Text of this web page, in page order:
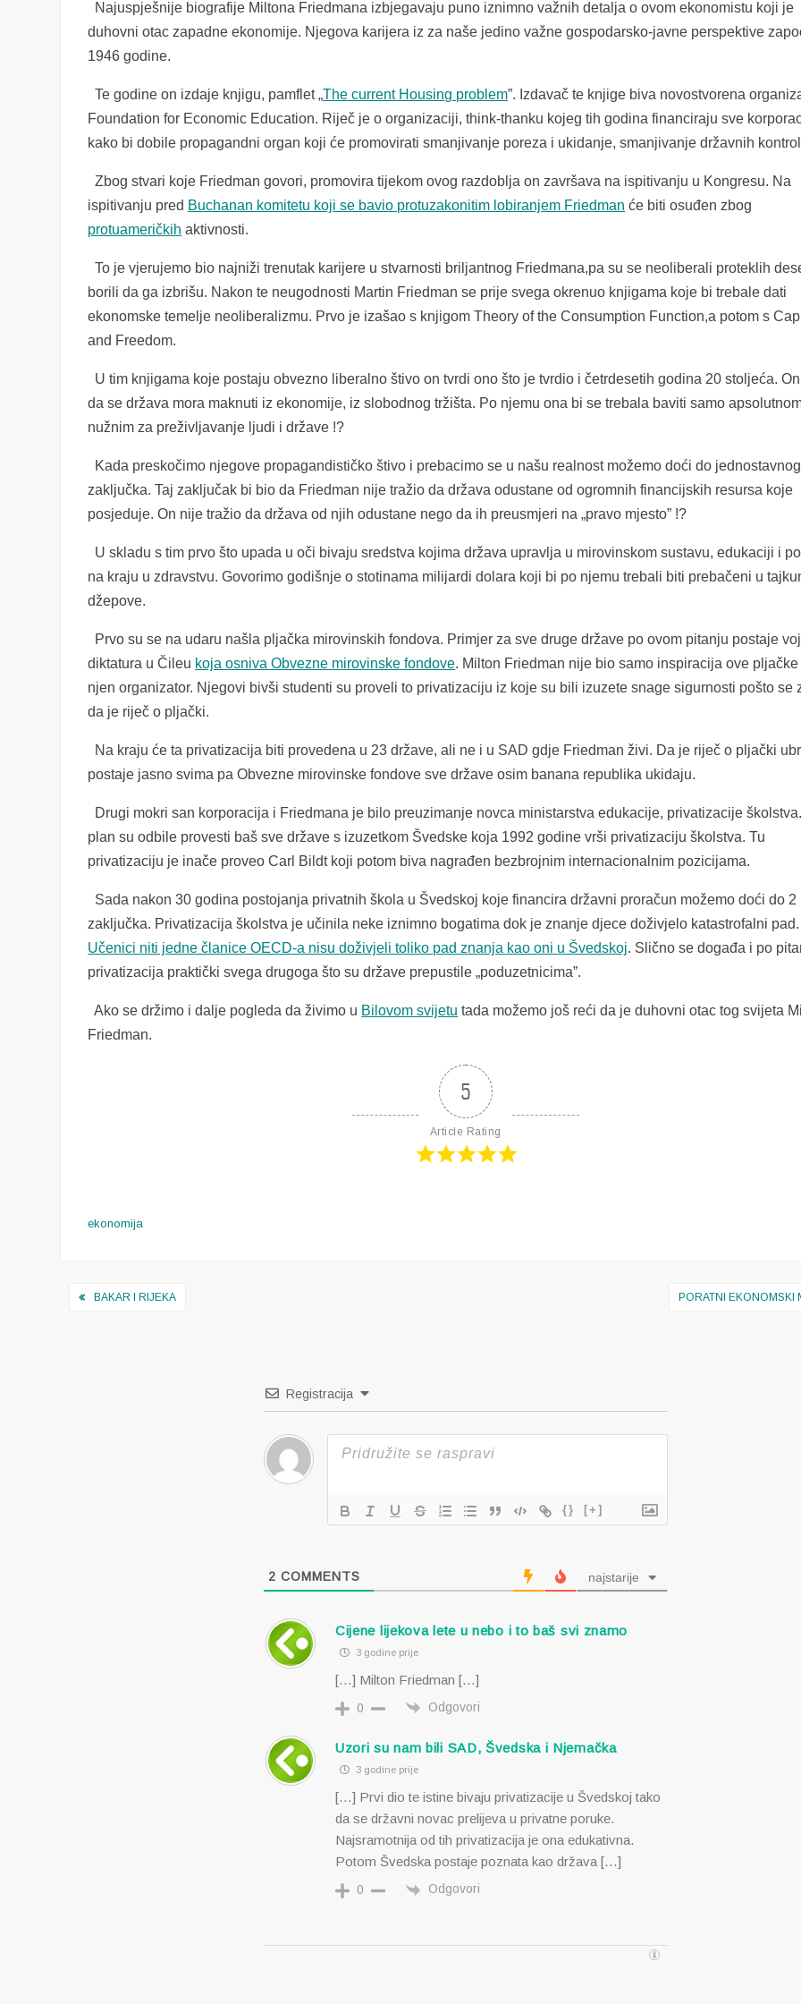
Najuspješnije biografije Miltona Friedmana izbjegavaju puno iznimno važnih detalja o ovom ekonomistu koji je
duhovni otac zapadne ekonomije. Njegova karijera iz za naše jedino važne gospodarsko-javne perspektive
1946 godine.
Te godine on izdaje knjigu, pamflet „The current Housing problem”. Izdavač te knjige biva novostvorena
Foundation for Economic Education. Riječ je o organizaciji, think-thanku kojeg tih godina financiraju sve
kako bi dobile propagandni organ koji će promovirati smanjivanje poreza i ukidanje, smanjivanje državnih
Zbog stvari koje Friedman govori, promovira tijekom ovog razdoblja on završava na ispitivanju u Kongresu. Na
ispitivanju pred Buchanan komitetu koji se bavio protuzakonitim lobiranjem Friedman će biti osuđen zbog
protuameričkih aktivnosti.
To je vjerujemo bio najniži trenutak karijere u stvarnosti briljantnog Friedmana,pa su se neoliberali proteklih
borili da ga izbrišu. Nakon te neugodnosti Martin Friedman se prije svega okrenuo knjigama koje bi trebale dati
ekonomske temelje neoliberalizmu. Prvo je izašao s knjigom Theory of the Consumption Function,a potom s
and Freedom.
U tim knjigama koje postaju obvezno liberalno štivo on tvrdi ono što je tvrdio i četrdesetih godina 20 stoljeća.
da se država mora maknuti iz ekonomije, iz slobodnog tržišta. Po njemu ona bi se trebala baviti samo
nužnim za preživljavanje ljudi i države !?
Kada preskočimo njegove propagandističko štivo i prebacimo se u našu realnost možemo doći do jednostavnog
zaključka. Taj zaključak bi bio da Friedman nije tražio da država odustane od ogromnih financijskih resursa koje
posjeduje. On nije tražio da država od njih odustane nego da ih preusmjeri na „pravo mjesto” !?
U skladu s tim prvo što upada u oči bivaju sredstva kojima država upravlja u mirovinskom sustavu, edukaciji i
na kraju u zdravstvu. Govorimo godišnje o stotinama milijardi dolara koji bi po njemu trebali biti prebačeni u
džepove.
Prvo su se na udaru našla pljačka mirovinskih fondova. Primjer za sve druge države po ovom pitanju postaje
diktatura u Čileu koja osniva Obvezne mirovinske fondove. Milton Friedman nije bio samo inspiracija ove
njen organizator. Njegovi bivši studenti su proveli to privatizaciju iz koje su bili izuzete snage sigurnosti pošto se
da je riječ o pljački.
Na kraju će ta privatizacija biti provedena u 23 države, ali ne i u SAD gdje Friedman živi. Da je riječ o pljački
postaje jasno svima pa Obvezne mirovinske fondove sve države osim banana republika ukidaju.
Drugi mokri san korporacija i Friedmana je bilo preuzimanje novca ministarstva edukacije, privatizacije
plan su odbile provesti baš sve države s izuzetkom Švedske koja 1992 godine vrši privatizaciju školstva. Tu
privatizaciju je inače proveo Carl Bildt koji potom biva nagrađen bezbrojnim internacionalnim pozicijama.
Sada nakon 30 godina postojanja privatnih škola u Švedskoj koje financira državni proračun možemo doći do 2
zaključka. Privatizacija školstva je učinila neke iznimno bogatima dok je znanje djece doživjelo katastrofalni pad.
Učenici niti jedne članice OECD-a nisu doživjeli toliko pad znanja kao oni u Švedskoj. Slično se događa i po
privatizacija praktički svega drugoga što su države prepustile „poduzetnicima”.
Ako se držimo i dalje pogleda da živimo u Bilovom svijetu tada možemo još reći da je duhovni otac tog svijeta
Friedman.
5
Article Rating
ekonomija
Navigacija
BAKAR I RIJEKA PORATNI EKONOMSKI
Registracija
{} [+]
2 COMMENTS najstarije
Cijene lijekova lete u nebo i to baš svi znamo
3 godine prije
[…] Milton Friedman […]
0 Odgovori
Uzori su nam bili SAD, Švedska i Njemačka
3 godine prije
[…] Prvi dio te istine bivaju privatizacije u Švedskoj tako
da se državni novac prelijeva u privatne poruke.
Najsramotnija od tih privatizacija je ona edukativna.
Potom Švedska postaje poznata kao država […]
0 Odgovori